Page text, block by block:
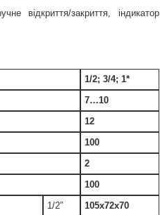
відкриття/закриття, індикатор
1/2; 3/4; 1*
7…10
12
100
2
100
1/2″
105х72х70